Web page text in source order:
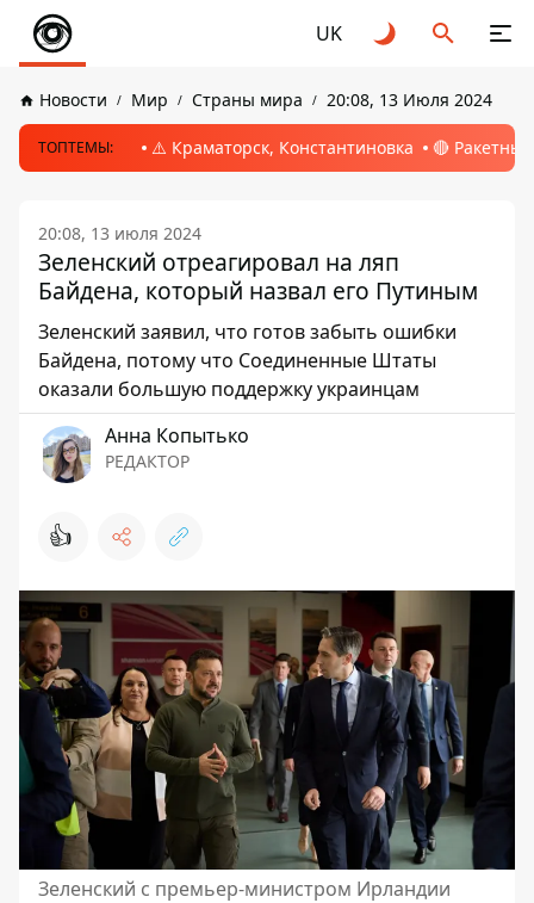
UK
Новости Мир Страны мира 20:08, 13 Июля 2024
ТОПТЕМЫ: ⚠️ Краматорск, Константиновка 🔴
20:08, 13 июля 2024
Зеленский отреагировал на ляп
Байдена, который назвал его Путиным
Зеленский заявил, что готов забыть ошибки
Байдена, потому что Соединенные Штаты
оказали большую поддержку украинцам
Анна Копытько
РЕДАКТОР
👍
Зеленский с премьер-министром Ирландии